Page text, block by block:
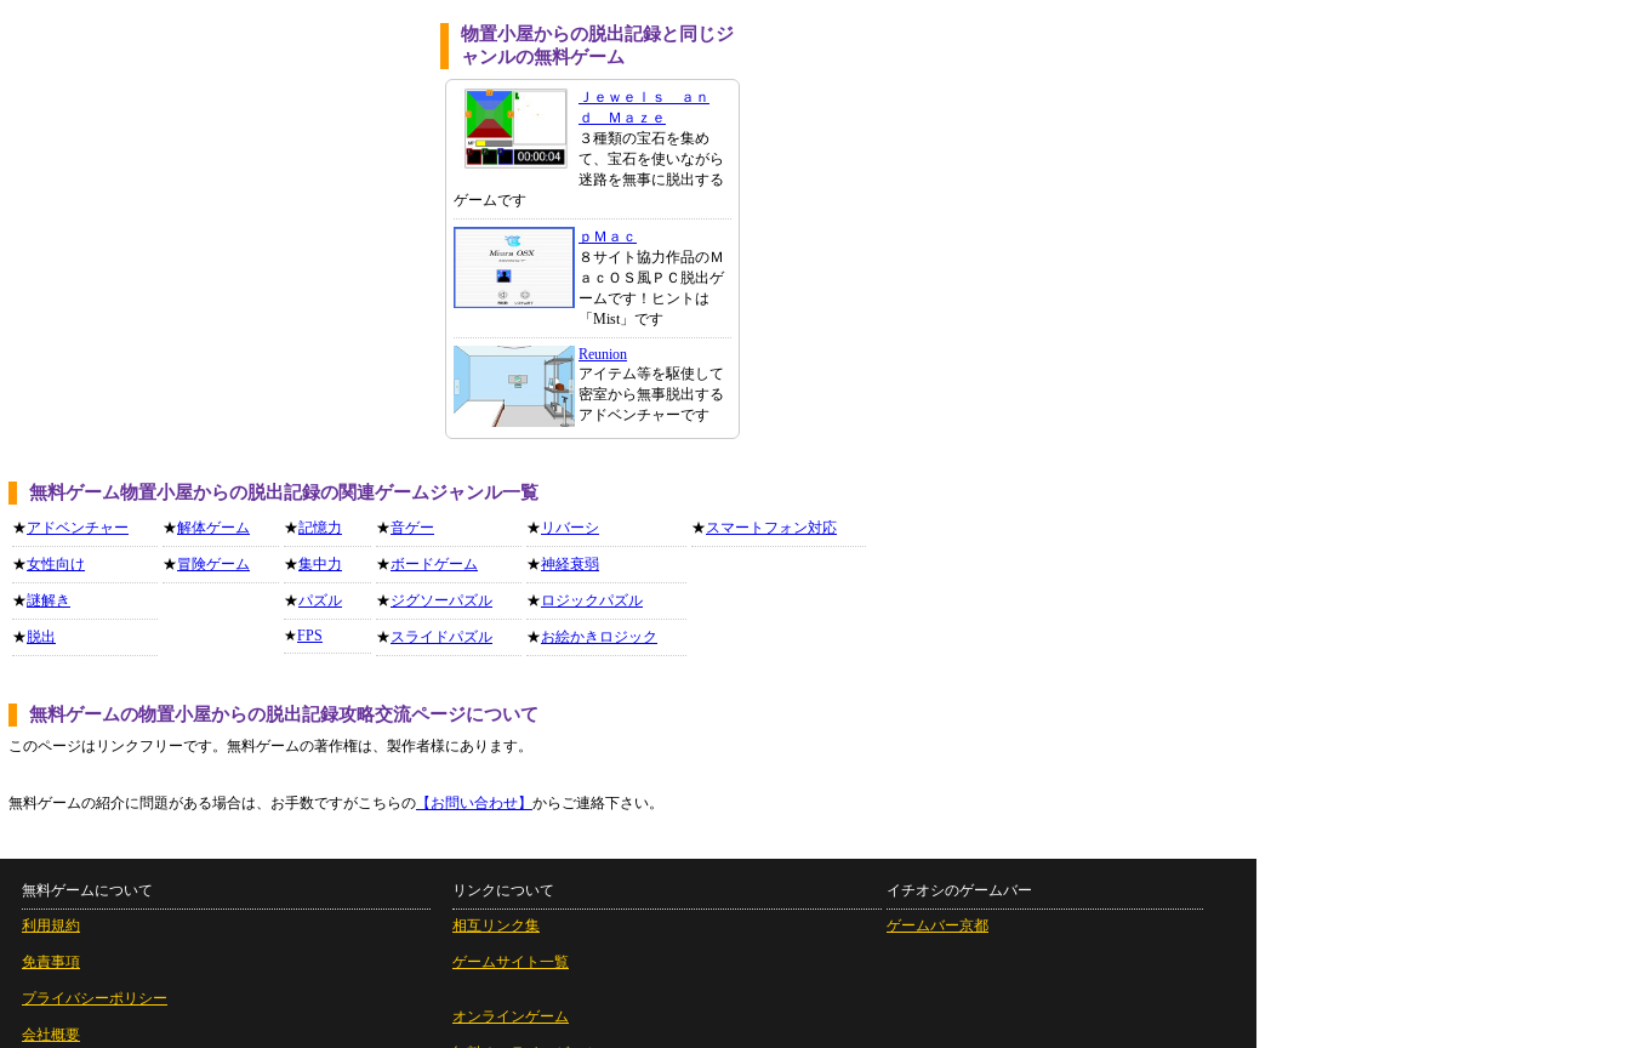
物置小屋からの脱出記録と同じジ
ャンルの無料ゲーム
Ｊｅｗｅｌｓ ａｎ
ｄ Ｍａｚｅ
３種類の宝石を集め
て、宝石を使いながら
迷路を無事に脱出する
ゲームです
ｐＭａｃ
８サイト協力作品のＭ
ａｃＯＳ風ＰＣ脱出ゲ
ームです！ヒントは
「Mist」です
Reunion
アイテム等を駆使して
密室から無事脱出する
アドベンチャーです
無料ゲーム物置小屋からの脱出記録の関連ゲームジャンル一覧
★アドベンチャー
★女性向け
★謎解き
★ 脱出
★解体ゲーム
★冒険ゲーム
★記憶力
★集中力
★パズル
★FPS
★音ゲー
★ボードゲーム
★ジグソーパズル
★スライドパズル
★ リバーシ
★神経衰弱
★ ロジックパズル
★お絵かきロジック
★スマートフォン対応
無料ゲームの物置小屋からの脱出記録攻略交流ページについて
このページはリンクフリーです。無料ゲームの著作権は、製作者様にあります。
無料ゲームの紹介に問題がある場合は、お手数ですがこちらの 【お問い合わせ】 からご連絡下さい。
無料ゲームについて
利用規約
免責事項
プライバシーポリシー
会社概要
リンクについて
相互リンク集
ゲームサイト一覧
オンラインゲーム
イチオシのゲームバー
ゲームバー京都